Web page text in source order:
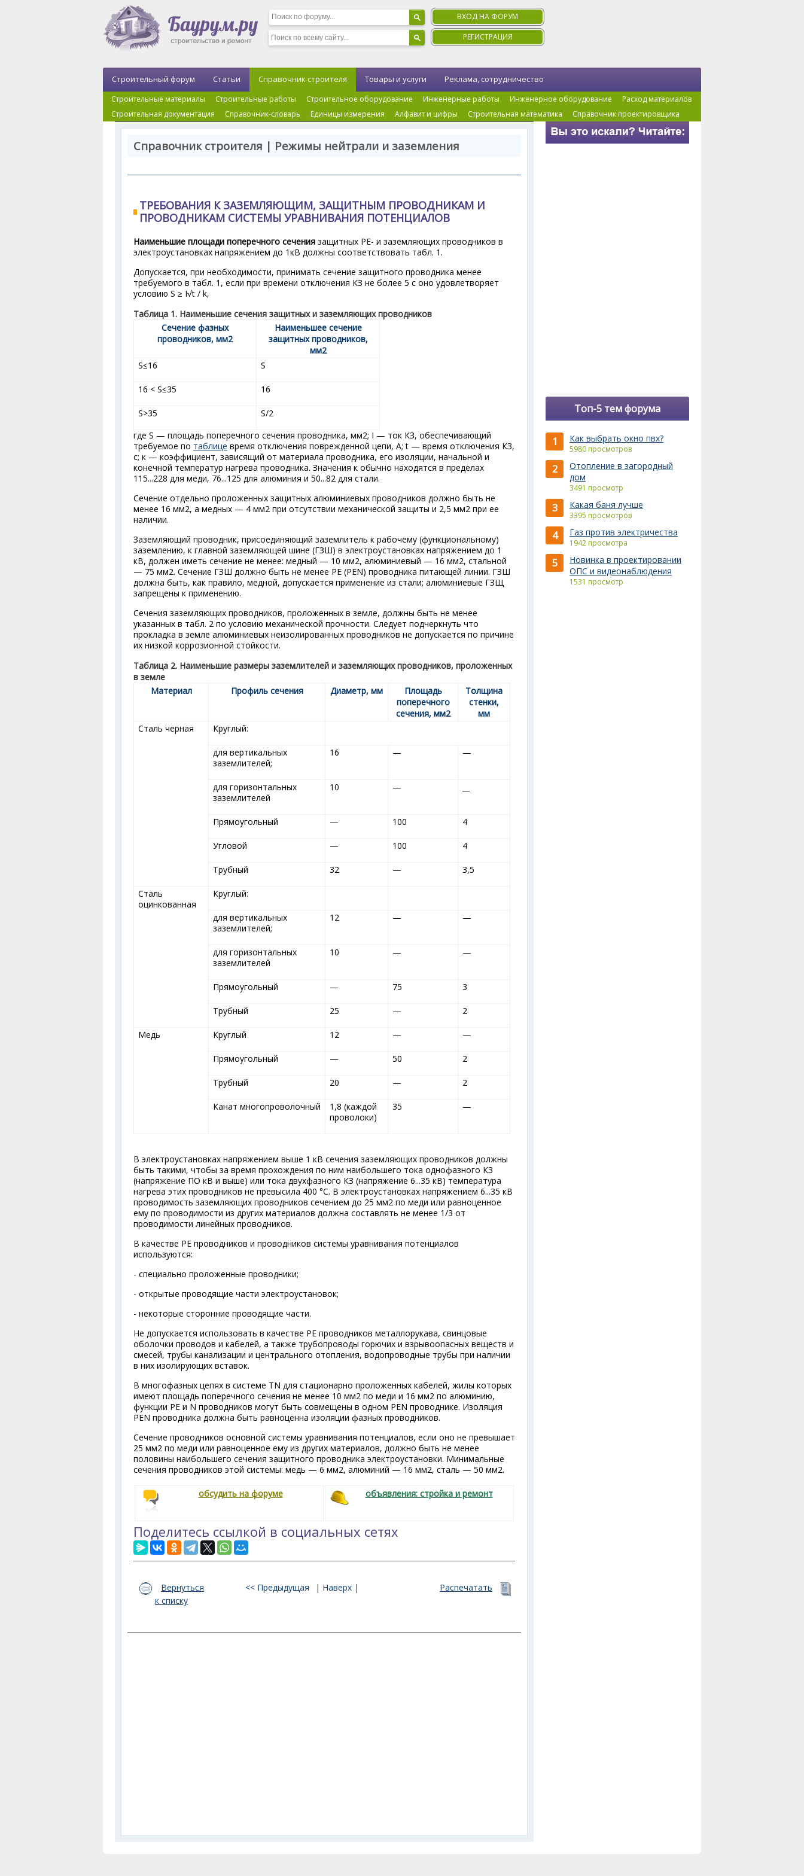
ВХОД НА ФОРУМ
РЕГИСТРАЦИЯ
Строительный форум Статьи Справочник строителя
Строительные материалы Строительные работы Строительное оборудование Инженерные работы Инженерное оборудование
Расход материалов
Строительная документация
Справочник-словарь Единицы измерения Алфавит и цифры Строительная математика Справочник проектировщика
Товары и услуги Реклама, сотрудничество
Справочник строителя | Режимы нейтрали и заземления
ТРЕБОВАНИЯ К ЗАЗЕМЛЯЮЩИМ, ЗАЩИТНЫМ ПРОВОДНИКАМ И
ПРОВОДНИКАМ СИСТЕМЫ УРАВНИВАНИЯ ПОТЕНЦИАЛОВ
Наименьшие площади поперечного сечения защитных РЕ- и заземляющих проводников в
электроустановках напряжением до 1кВ должны соответствовать табл. 1.
Допускается, при необходимости, принимать сечение защитного проводника менее
требуемого в табл. 1, если при времени отключения КЗ не более 5 с оно удовлетворяет
условию S ≥ I√t / k,
Таблица 1. Наименьшие сечения защитных и заземляющих проводников
Сечение фазных
проводников, мм2
Наименьшее сечение
защитных проводников,
мм2
S≤16
S
16 < S≤35 16
S>35
S/2
где S — площадь поперечного сечения проводника, мм2; I — ток КЗ, обеспечивающий
требуемое по таблице время отключения поврежденной цепи, A; t — время отключения КЗ,
с; к — коэффициент, зависящий от материала проводника, его изоляции, начальной и
конечной температур нагрева проводника. Значения к обычно находятся в пределах
115...228 для меди, 76...125 для алюминия и 50...82 для стали.
Сечение отдельно проложенных защитных алюминиевых проводников должно быть не
менее 16 мм2, а медных — 4 мм2 при отсутствии механической защиты и 2,5 мм2 при ее
наличии.
Заземляющий проводник, присоединяющий заземлитель к рабочему (функциональному)
заземлению, к главной заземляющей шине (ГЗШ) в электроустановках напряжением до 1
кВ, должен иметь сечение не менее: медный — 10 мм2, алюминиевый — 16 мм2, стальной
— 75 мм2. Сечение ГЗШ должно быть не менее РЕ (PEN) проводника питающей линии. ГЗШ
должна быть, как правило, медной, допускается применение из стали; алюминиевые ГЗЩ
запрещены к применению.
Сечения заземляющих проводников, проложенных в земле, должны быть не менее
указанных в табл. 2 по условию механической прочности. Следует подчеркнуть что
прокладка в земле алюминиевых неизолированных проводников не допускается по причине
их низкой коррозионной стойкости.
Таблица 2. Наименьшие размеры заземлителей и заземляющих проводников, проложенных
в земле
Материал
Профиль сечения Диаметр, мм
Площадь
поперечного
сечения, мм2
Толщина
стенки,
мм
Сталь черная
Круглый:
для вертикальных
заземлителей;
16 — —
для горизонтальных
заземлителей
10 —
Прямоугольный — 100 4
Угловой — 100 4
Трубный 32 — 3,5
Сталь
оцинкованная
Круглый:
для вертикальных
заземлителей;
12 — —
для горизонтальных
заземлителей
10 — —
Прямоугольный — 75 3
Трубный 25 — 2
Медь Круглый 12 — —
Прямоугольный — 50 2
Трубный 20 — 2
Канат многопроволочный
1,8 (каждой
проволоки)
35 —
В электроустановках напряжением выше 1 кВ сечения заземляющих проводников должны
быть такими, чтобы за время прохождения по ним наибольшего тока однофазного КЗ
(напряжение ПО кВ и выше) или тока двухфазного КЗ (напряжение 6...35 кВ) температура
нагрева этих проводников не превысила 400 °С. В электроустановках напряжением 6...35 кВ
проводимость заземляющих проводников сечением до 25 мм2 по меди или равноценное
ему по проводимости из других материалов должна составлять не менее 1/3 от
проводимости линейных проводников.
В качестве РЕ проводников и проводников системы уравнивания потенциалов
используются:
- специально проложенные проводники;
- открытые проводящие части электроустановок;
- некоторые сторонние проводящие части.
Не допускается использовать в качестве РЕ проводников металлорукава, свинцовые
оболочки проводов и кабелей, а также трубопроводы горючих и взрывоопасных веществ и
смесей, трубы канализации и центрального отопления, водопроводные трубы при наличии
в них изолирующих вставок.
В многофазных цепях в системе TN для стационарно проложенных кабелей, жилы которых
имеют площадь поперечного сечения не менее 10 мм2 по меди и 16 мм2 по алюминию,
функции РЕ и N проводников могут быть совмещены в одном PEN проводнике. Изоляция
PEN проводника должна быть равноценна изоляции фазных проводников.
Сечение проводников основной системы уравнивания потенциалов, если оно не превышает
25 мм2 по меди или равноценное ему из других материалов, должно быть не менее
половины наибольшего сечения защитного проводника электроустановки. Минимальные
сечения проводников этой системы: медь — 6 мм2, алюминий — 16 мм2, сталь — 50 мм2.
обсудить на форуме объявления: стройка и ремонт
Поделитесь ссылкой в социальных сетях
Вернуться
к списку
<< Предыдущая | Наверх| Распечатать
Топ-5 тем форума
1 Как выбрать окно пвх?
5980 просмотров
2
Отопление в загородный
дом
3491 просмотр
3 Какая баня лучше
3395 просмотров
4 Газ против электричества
1942 просмотра
5
Новинка в проектировании
ОПС и видеонаблюдения
1531 просмотр